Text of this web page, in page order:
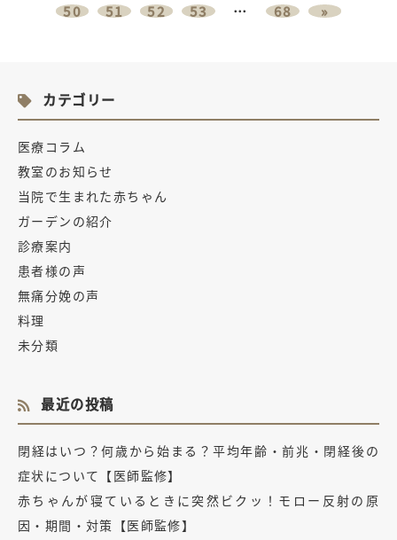
50 51 52 53 … 68 »
カテゴリー
医療コラム
教室のお知らせ
当院で生まれた赤ちゃん
ガーデンの紹介
診療案内
患者様の声
無痛分娩の声
料理
未分類
最近の投稿
閉経はいつ？何歳から始まる？平均年齢・前兆・閉経後の
症状について【医師監修】
赤ちゃんが寝ているときに突然ビクッ！モロー反射の原
因・期間・対策【医師監修】